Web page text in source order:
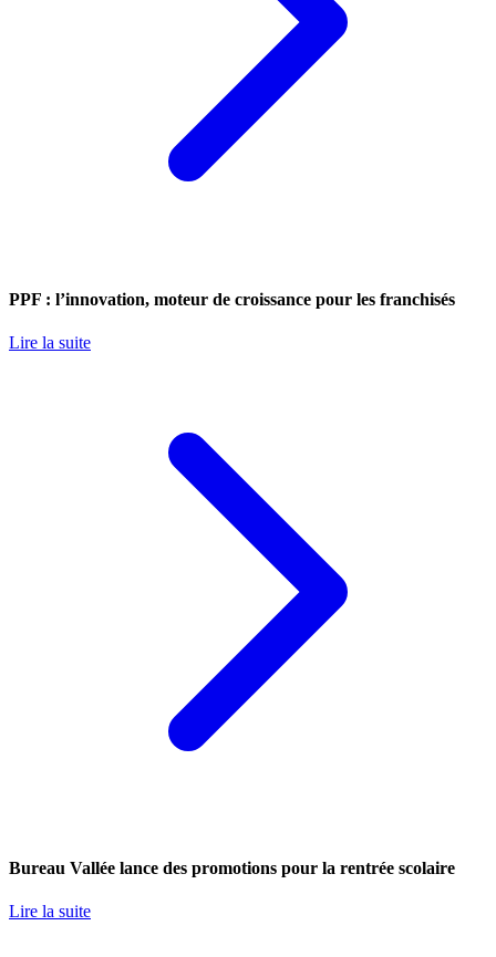
PPF : l’innovation, moteur de croissance pour les franchisés
Lire la suite
Bureau Vallée lance des promotions pour la rentrée scolaire
Lire la suite